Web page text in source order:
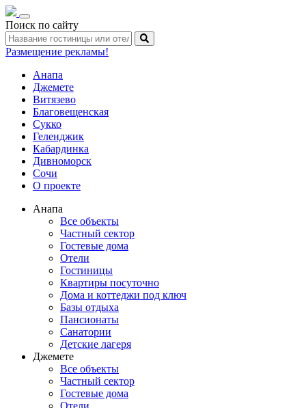
Toggle
navigation
Поиск по сайту
Размещение рекламы!
Анапа
Джемете
Витязево
Благовещенская
Сукко
Геленджик
Кабардинка
Дивноморск
Сочи
О проекте
Анапа
Все объекты
Частный сектор
Гостевые дома
Отели
Гостиницы
Квартиры посуточно
Дома и коттеджи под ключ
Базы отдыха
Пансионаты
Санатории
Детские лагеря
Джемете
Все объекты
Частный сектор
Гостевые дома
Отели